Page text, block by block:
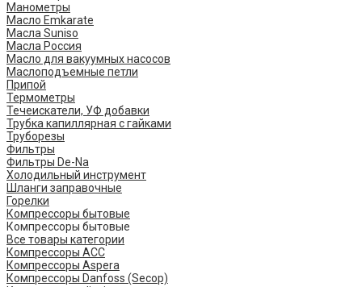
Манометры
Масло Emkarate
Масла Suniso
Масла Россия
Масло для вакуумных насосов
Маслоподъемные петли
Припой
Термометры
Течеискатели, УФ добавки
Трубка капиллярная с гайками
Труборезы
Фильтры
Фильтры De-Na
Холодильный инструмент
Шланги заправочные
Горелки
Компрессоры бытовые
Компрессоры бытовые
Все товары категории
Компрессоры ACC
Компрессоры Aspera
Компрессоры Danfoss (Secop)